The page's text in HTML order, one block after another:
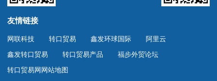
友情链接
网联科技 转口贸易 鑫发环球国际
阿里云
鑫发转口贸易
转口贸易产品
福步外贸论坛
转口贸易网网站地图